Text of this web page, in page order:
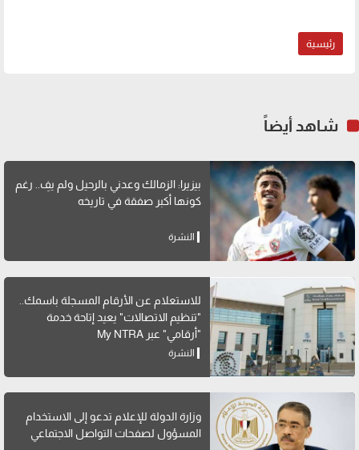
رئيسية
شاهد أيضاً
بيزيرا: الزمالك وعدني بالرحيل ولم يفِ.. رغم
كونها أكبر صفقة في تاريخه
النشرة
للاستعلام عن الأرقام المسجلة باسمك..
"تنظيم الاتصالات" يعيد إتاحة خدمة
"أرقامي" عبر My NTRA
النشرة
وزارة الدولة للإعلام تدعو إلى الاستخدام
المسؤول لصفحات التواصل الاجتماعي